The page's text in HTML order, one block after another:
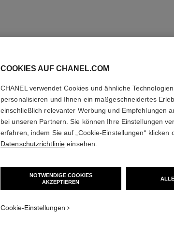
COOKIES AUF CHANEL.COM
CHANEL verwendet Cookies und ähnliche
personalisieren und Ihnen ein maßgeschneidertes
einschließlich relevanter Werbung und Empfehlungen
bei unseren Partnern. Sie können Ihre Einstellungen
erfahren, indem Sie auf „Cookie-Einstellungen“ klicken
Datenschutzrichtlinie einsehen.
NOTWENDIGE COOKIES
AKZEPTIEREN​
Cookie-Einstellungen